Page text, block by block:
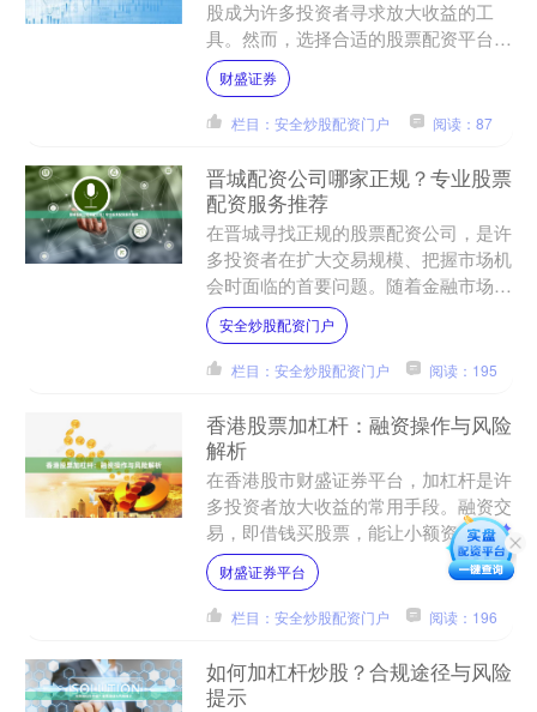
股成为许多投资者寻求放大收益的工
具。然而，选择合适的股票配资平台至
关重要。本文将深入探讨专业杠杆炒股
平台的特点，并提供权威评测....
财盛证券
栏目：安全炒股配资门户 阅读：87
晋城配资公司哪家正规？专业股票
配资服务推荐
在晋城寻找正规的股票配资公司，是许
多投资者在扩大交易规模、把握市场机
会时面临的首要问题。随着金融市场的
发展，配资服务在提供资金杠杆的同
时，也伴随着一定的风险。因....
安全炒股配资门户
栏目：安全炒股配资门户 阅读：195
香港股票加杠杆：融资操作与风险
解析
在香港股市财盛证券平台，加杠杆是许
多投资者放大收益的常用手段。融资交
易，即借钱买股票，能让小额资金撬动
更大仓位。然而，杠杆是一把双刃剑
——收益可能倍增，亏损同样....
财盛证券平台
栏目：安全炒股配资门户 阅读：196
如何加杠杆炒股？合规途径与风险
提示